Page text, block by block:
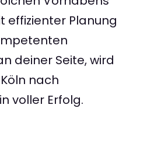
effizienter Planung
deiner Seite, wird
nach
voller Erfolg.